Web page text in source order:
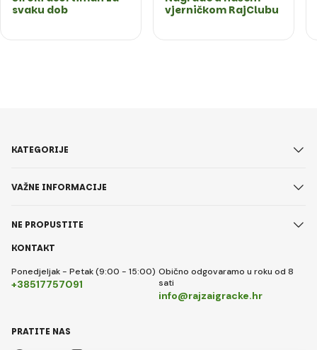
svaku dob
vjerničkom RajClubu
KONTAKT
Ponedjeljak - Petak (9:00 - 15:00)
+38517757091
Obično odgovaramo u roku od 8
sati
info@rajzaigracke.hr
KATEGORIJE
VAŽNE INFORMACIJE
NE PROPUSTITE
PRATITE NAS